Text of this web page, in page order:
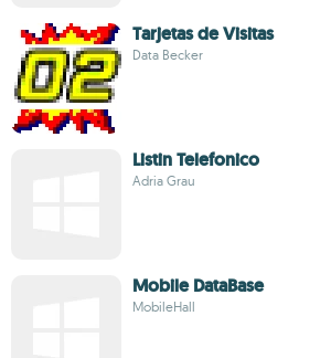
Tarjetas de Visitas
Data Becker
Listin Telefonico
Adria Grau
Mobile DataBase
MobileHall